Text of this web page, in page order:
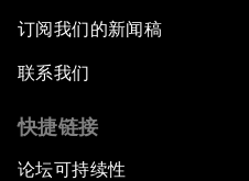
订阅我们的新闻稿
联系我们
快捷链接
论坛可持续性